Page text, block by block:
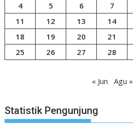
4
5 6 7
11
12 13 14
18
19 20 21
25
26 27 28
« Jun Agu »
Statistik Pengunjung